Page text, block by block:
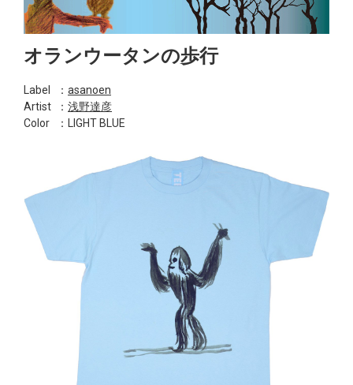
オランウータンの歩行
Label ： asanoen
Artist
： 浅野達彦
Color
：LIGHT BLUE